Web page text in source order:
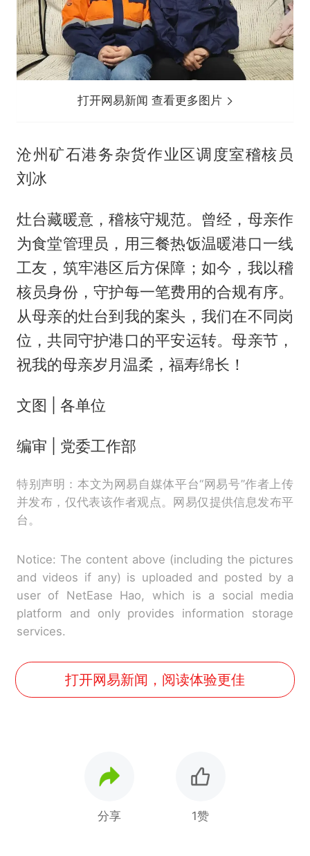
打开网易新闻 查看更多图片
沧州矿石港务杂货作业区调度室稽核员
刘冰
灶台藏暖意，稽核守规范。曾经，母亲作
为食堂管理员，用三餐热饭温暖港口一线
工友，筑牢港区后方保障；如今，我以稽
核员身份，守护每一笔费用的合规有序。
从母亲的灶台到我的案头，我们在不同岗
位，共同守护港口的平安运转。母亲节，
祝我的母亲岁月温柔，福寿绵长！
文图 | 各单位
编审 | 党委工作部
特别声明：本文为网易自媒体平台“网易号”作者上传
并发布，仅代表该作者观点。网易仅提供信息发布平
台。
Notice: The content above (including the pictures
and videos if any) is uploaded and posted by a
user of NetEase Hao, which is a social media
platform and only provides information storage
services.
打开网易新闻，阅读体验更佳
分享 1赞